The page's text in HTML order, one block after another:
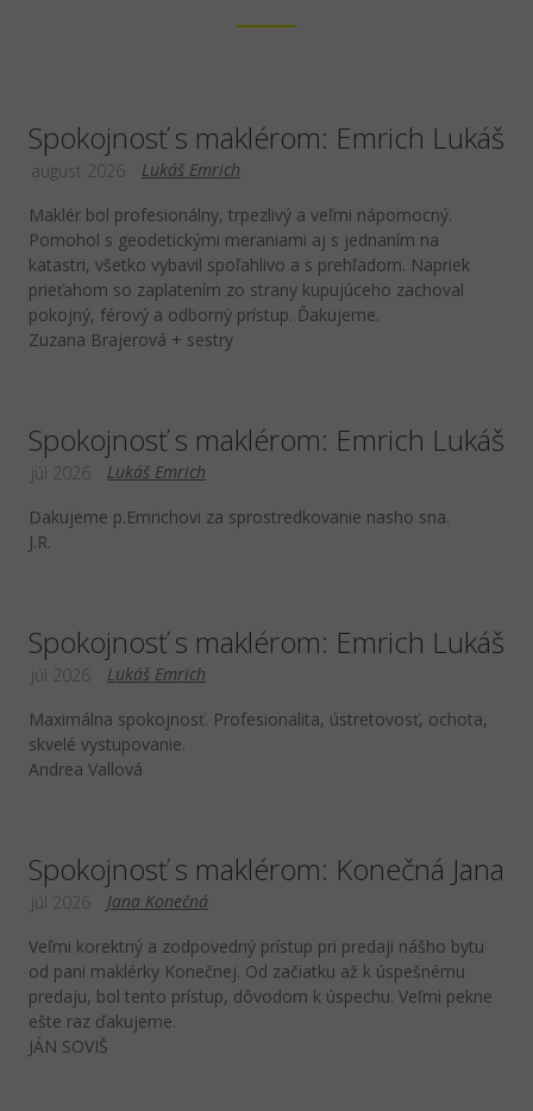
Spokojnosť s maklérom: Emrich Lukáš
Lukáš Emrich
august 2026
Maklér bol profesionálny, trpezlivý a veľmi nápomocný.
Pomohol s geodetickými meraniami aj s jednaním na
katastri, všetko vybavil spoľahlivo a s prehľadom. Napriek
prieťahom so zaplatením zo strany kupujúceho zachoval
pokojný, férový a odborný prístup. Ďakujeme.
Zuzana Brajerová + sestry
Spokojnosť s maklérom: Emrich Lukáš
Lukáš Emrich
júl 2026
Dakujeme p.Emrichovi za sprostredkovanie nasho sna.
J.R.
Spokojnosť s maklérom: Emrich Lukáš
Lukáš Emrich
júl 2026
Maximálna spokojnosť. Profesionalita, ústretovosť, ochota,
skvelé vystupovanie.
Andrea Vallová
Spokojnosť s maklérom: Konečná Jana
Jana Konečná
júl 2026
Veľmi korektný a zodpovedný prístup pri predaji nášho bytu
od pani maklérky Konečnej. Od začiatku až k úspešnému
predaju, bol tento prístup, dôvodom k úspechu. Veľmi pekne
ešte raz ďakujeme.
JÁN SOVIŠ